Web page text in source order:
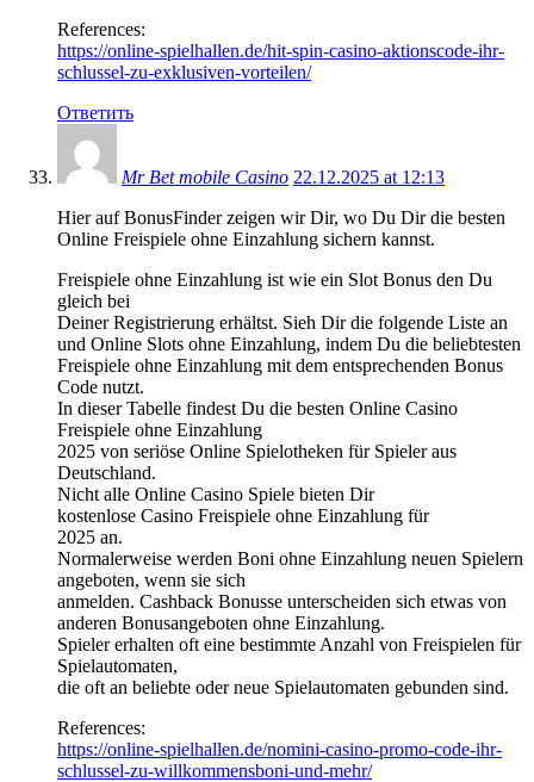
References:
https://online-spielhallen.de/hit-spin-casino-aktionscode-ihr-
schlussel-zu-exklusiven-vorteilen/
Ответить
Mr Bet mobile Casino 22.12.2025 at 12:13
Hier auf BonusFinder zeigen wir Dir, wo Du Dir die besten
Online Freispiele ohne Einzahlung sichern kannst.
Freispiele ohne Einzahlung ist wie ein Slot Bonus den Du
gleich bei
Deiner Registrierung erhältst. Sieh Dir die folgende Liste an
und Online Slots ohne Einzahlung, indem Du die beliebtesten
Freispiele ohne Einzahlung mit dem entsprechenden Bonus
Code nutzt.
In dieser Tabelle findest Du die besten Online Casino
Freispiele ohne Einzahlung
2025 von seriöse Online Spielotheken für Spieler aus
Deutschland.
Nicht alle Online Casino Spiele bieten Dir
kostenlose Casino Freispiele ohne Einzahlung für
2025 an.
Normalerweise werden Boni ohne Einzahlung neuen Spielern
angeboten, wenn sie sich
anmelden. Cashback Bonusse unterscheiden sich etwas von
anderen Bonusangeboten ohne Einzahlung.
Spieler erhalten oft eine bestimmte Anzahl von Freispielen für
Spielautomaten,
die oft an beliebte oder neue Spielautomaten gebunden sind.
References:
https://online-spielhallen.de/nomini-casino-promo-code-ihr-
schlussel-zu-willkommensboni-und-mehr/